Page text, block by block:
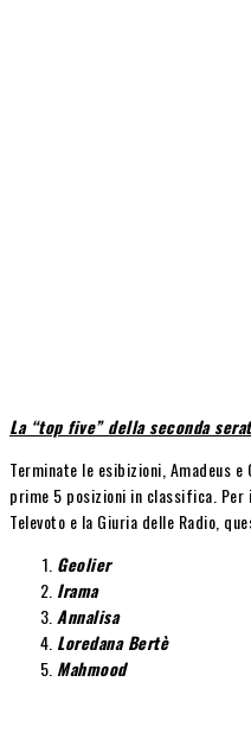
La “top five” della seconda
Terminate le esibizioni, Amadeus
prime 5 posizioni in classifica.
Televoto e la Giuria delle Radio,
Geolier
Irama
Annalisa
Loredana Bertè
Mahmood